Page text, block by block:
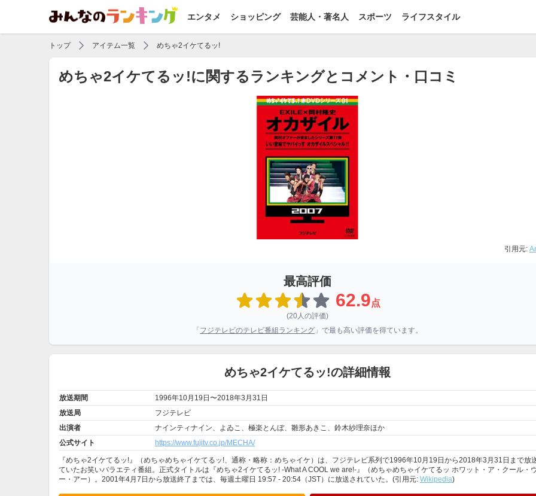
エンタメ ショッピング 芸能人・著名人 スポーツ ライフスタイル
トップ アイテム一覧 めちゃ2イケてるッ!
めちゃ2イケてるッ!に関するランキングとコメント・口コミ
引用元:
最高評価
62.9点
(20人の評価)
「 フジテレビのテレビ番組ランキング 」で最も高い評価を得ています。
めちゃ2イケてるッ!の詳細情報
放送期間
1996年10月19日〜2018年3月31日
放送局
フジテレビ
出演者
ナインティナイン、よゐこ、極楽とんぼ、雛形あきこ、鈴木紗理奈ほか
公式サイト
https://www.fujitv.co.jp/MECHA/
『めちゃ2イケてるッ!』（めちゃめちゃイケてるッ!、通称・略称：めちゃイケ）は、フジテレビ系列で1996年10月19日から2018年3月31日まで放
ていたお笑いバラエティ番組。正式タイトルは『めちゃ2イケてるッ! -What A COOL we are!-』（めちゃめちゃイケてるッ ホワット・ア・クール・
ー・アー）。2001年4月7日から放送終了までは、毎週土曜日 19:57 - 20:54（JST）に放送されていた。(引用元: Wikipedia)